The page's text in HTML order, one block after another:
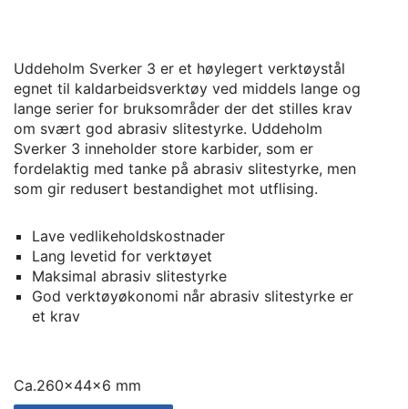
Uddeholm Sverker 3 er et høylegert verktøystål
egnet til kaldarbeidsverktøy ved middels lange og
lange serier for bruksområder der det stilles krav
om svært god abrasiv slitestyrke. Uddeholm
Sverker 3 inneholder store karbider, som er
fordelaktig med tanke på abrasiv slitestyrke, men
som gir redusert bestandighet mot utflising.
Lave vedlikeholdskostnader
Lang levetid for verktøyet
Maksimal abrasiv slitestyrke
God verktøyøkonomi når abrasiv slitestyrke er
et krav
Ca.260x44x6 mm